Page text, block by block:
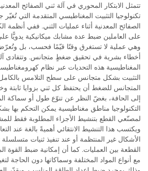
تتمثل الابتكار المحوري في آلة ثني الصفائح
تكنولوجيا التثبيت المغناطيسي المتقدمة التي تُغيّر
الصفائح المعدنية أثناء عمليات الثني. ففي أنظمة
على العاملين ضبط عدة مشابك ميكانيكية يدويًّا
وهي عملية لا تستغرق وقتًا قيّمًا فحسب، بل
أخطاء بشرية في تحقيق ضغطٍ متجانس. وتتفادى آلة
المغناطيسية هذه التحديات عبر نظام
التثبيت بشكل متجانس على سطح التلامس
المتجانس للضغط أن يحتفظ كل ثني بزوايا ثابتة
إلى الحافة، بغضّ النظر عن تنوّع طول أو سماكة
التكنولوجيا مناطق مغناطيسية يمكن التحكم بها
لمصنّعي القطع بتنشيط الأجزاء المطلوبة فقط
ويكتسب هذا التنشيط الانتقائي أهميةً بالغة عند
الأشكال غير المنتظمة أو عند تنفيذ ثنيات
القطعة بين العمليات. كما أن إمكانية ضبط القوة
مع أنواع المواد المختلفة وسماكاتها دون الحاجة